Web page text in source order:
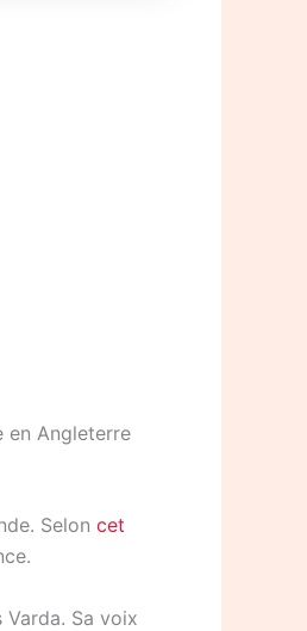
en Angleterre
Selon cet
Sa voix